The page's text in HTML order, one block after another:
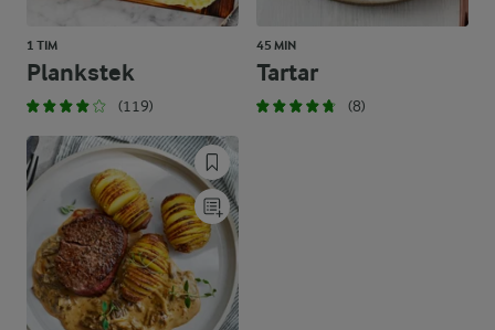
1 TIM
Plankstek
(119)
45 MIN
Tartar
(8)